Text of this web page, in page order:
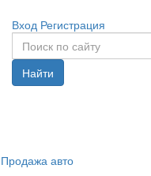
Вход Регистрация
Найти
Продажа авто